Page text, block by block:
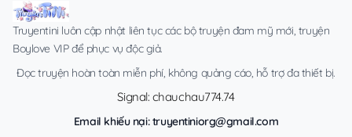
Truyentini luôn cập nhật liên tục các bộ truyện đam mỹ mới, truyện
Boylove VIP để phục vụ độc giả.
Đọc truyện hoàn toàn miễn phí, không quảng cáo, hỗ trợ đa thiết bị.
Signal: chauchau774.74
Email khiếu nại:truyentiniorg@gmail.com